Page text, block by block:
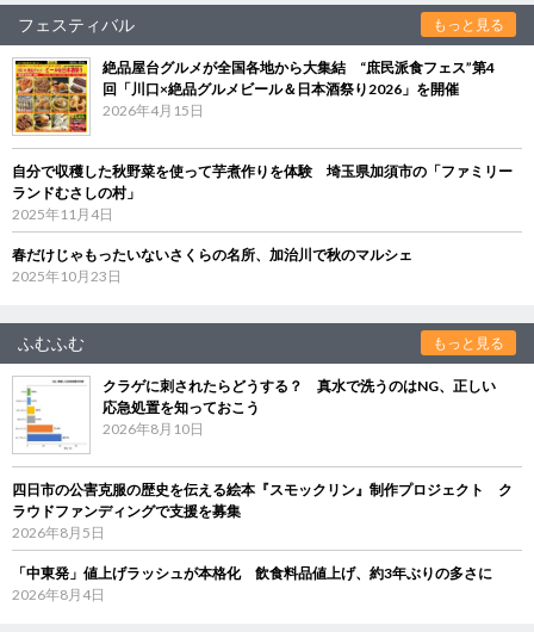
フェスティバル もっと見る
絶品屋台グルメが全国各地から大集結 “庶民派食フェス”第4
回「川口×絶品グルメビール＆日本酒祭り2026」を開催
2026年4月15日
自分で収穫した秋野菜を使って芋煮作りを体験 埼玉県加須市の「ファミリー
ランドむさしの村」
2025年11月4日
春だけじゃもったいないさくらの名所、加治川で秋のマルシェ
2025年10月23日
ふむふむ もっと見る
クラゲに刺されたらどうする？ 真水で洗うのはNG、正しい
応急処置を知っておこう
2026年8月10日
四日市の公害克服の歴史を伝える絵本『スモックリン』制作プロジェクト ク
ラウドファンディングで支援を募集
2026年8月5日
「中東発」値上げラッシュが本格化 飲食料品値上げ、約3年ぶりの多さに
2026年8月4日